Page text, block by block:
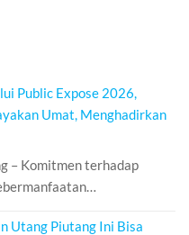
Public Expose 2026,
Umat, Menghadirkan
– Komitmen terhadap
Utang Piutang Ini Bisa